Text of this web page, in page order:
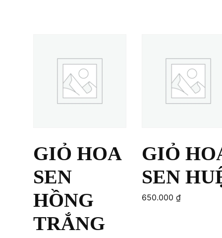
GIỎ HOA
SEN
HỒNG
TRẮNG
GIỎ
SEN
650.000 ₫